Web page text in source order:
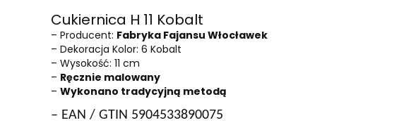
Cukiernica H 11 Kobalt
– Producent: Fabryka Fajansu Włocławek
– Dekoracja Kolor: 6 Kobalt
– Wysokość: 11 cm
– Ręcznie malowany
– Wykonano tradycyjną metodą
– EAN / GTIN 5904533890075